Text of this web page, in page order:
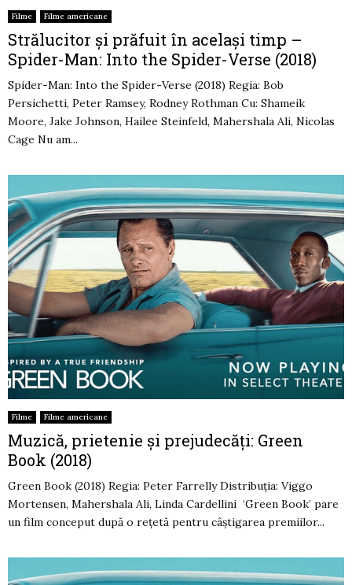
Filme Filme americane
Strălucitor și prăfuit în același timp –
Spider-Man: Into the Spider-Verse (2018)
Spider-Man: Into the Spider-Verse (2018) Regia: Bob
Persichetti, Peter Ramsey, Rodney Rothman Cu: Shameik
Moore, Jake Johnson, Hailee Steinfeld, Mahershala Ali, Nicolas
Cage Nu am...
Filme Filme americane
Muzică, prietenie și prejudecăți: Green
Book (2018)
Green Book (2018) Regia: Peter Farrelly Distribuția: Viggo
Mortensen, Mahershala Ali, Linda Cardellini ‘Green Book’ pare
un film conceput după o rețetă pentru câștigarea premiilor...